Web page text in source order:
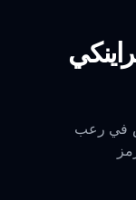
في رعب